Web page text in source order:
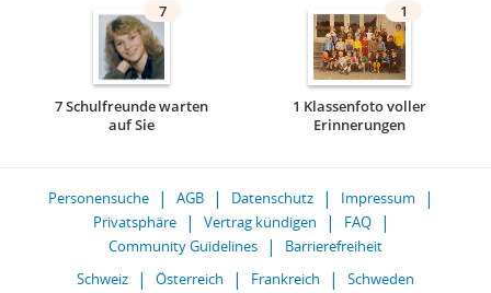
7
7 Schulfreunde warten
auf Sie
1
1 Klassenfoto voller
Erinnerungen
Personensuche AGB Datenschutz
Impressum
Privatsphäre
Vertrag kündigen
FAQ
Community Guidelines
Barrierefreiheit
Schweiz
Österreich Frankreich Schweden